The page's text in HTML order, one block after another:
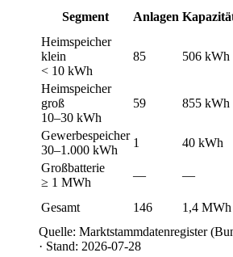
Segment
Anlagen
Heimspeicher
klein
< 10 kWh
85 506 kWh
Heimspeicher
groß
10–30 kWh
59 855 kWh
Gewerbespeicher
30–1.000 kWh
1 40 kWh
Großbatterie
≥ 1 MWh
— —
Gesamt
146 1,4 MWh
Quelle: Marktstammdatenregister
· Stand: 2026-07-28